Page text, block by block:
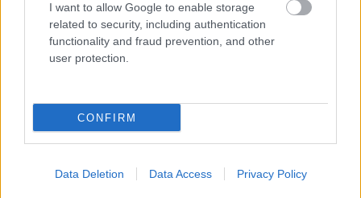
I want to allow Google to enable storage
related to security, including authentication
functionality and fraud prevention, and other
user protection.
CONFIRM
Data Deletion Data Access Privacy Policy